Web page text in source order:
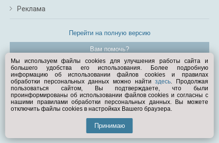
Реклама
Перейти на полную версию
Вам помочь?
© Exist.ru 1998—2026
Мы используем файлы cookies для улучшения работы сайта и
большего удобства его использования. Более подробную
информацию об использовании файлов cookies и правилах
обработки персональных данных можно найтиздесь. Продолжая
пользоваться сайтом, Вы подтверждаете, что были
проинформированы об использовании файлов cookies и согласны с
нашими правилами обработки персональных данных. Вы можете
отключить файлы cookies в настройках Вашего браузера.
Принимаю